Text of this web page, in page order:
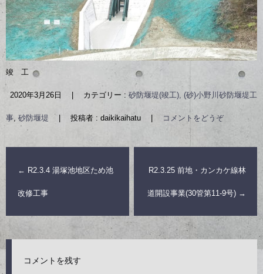
竣 工
2020年3月26日 カテゴリー : 砂防堰堤(竣工), (砂)小野川砂防堰堤工
事, 砂防堰堤 投稿者 : daikikaihatu コメントをどうぞ
← R2.3.4 湯塚池地区ため池
改修工事
R2.3.25 前地・カンカケ線林
道開設事業(30管第11-9号) →
コメントを残す